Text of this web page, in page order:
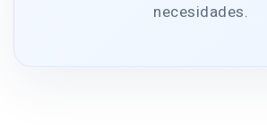
necesidades.